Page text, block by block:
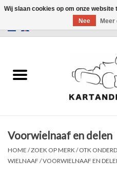
Sale
Kart Onderdelen
Laptimer
Voorwielnaaf en delen
HOME /ZOEK OP MERK /OTK
WIELNAAF /VOORWIELNAAF EN
Wij slaan cookies op om onze
Nee